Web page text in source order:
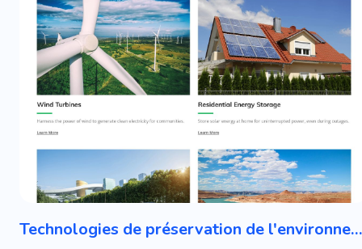
Technologies de préservation de l'environnement